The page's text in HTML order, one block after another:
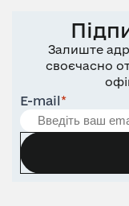
Залиште
своєчасно
E-mail*